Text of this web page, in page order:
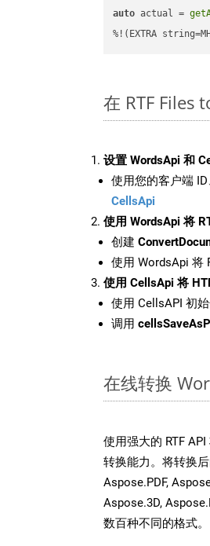
auto actual =
%!(EXTRA
在 RTF Files
设置 WordsApi 和
使用您的客户端
CellsApi
使用 WordsApi 将
创建
使用 WordsApi 将
使用 CellsApi 将
使用 CellsAPI 初
调用
在线转换
使用强大的 RTF
转换能力。将转换
Aspose.PDF,
Aspose.3D,
数百种不同的格式。